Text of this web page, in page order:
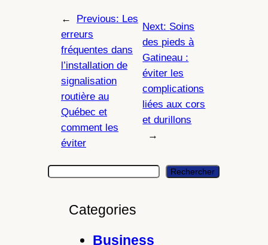
← Previous: Les
erreurs
fréquentes dans
l’installation de
signalisation
routière au
Québec et
comment les
éviter
Next: Soins
des pieds à
Gatineau :
éviter les
complications
liées aux cors
et durillons
→
Rechercher
Categories
Business